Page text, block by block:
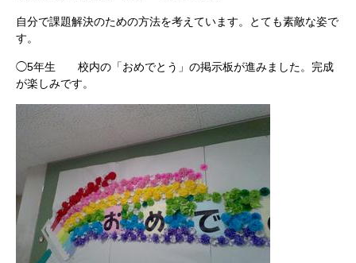
自分で課題解決のための方法を考えています。とても素敵な姿で
す。
◯5年生 校内の「おめでとう」の掲示板が進みました。完成
が楽しみです。